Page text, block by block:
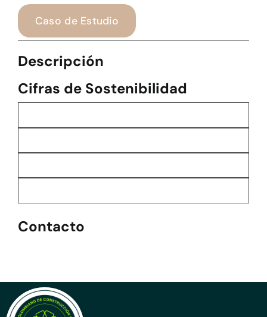
Caso de Estudio
Descripción
Cifras de Sostenibilidad
Contacto